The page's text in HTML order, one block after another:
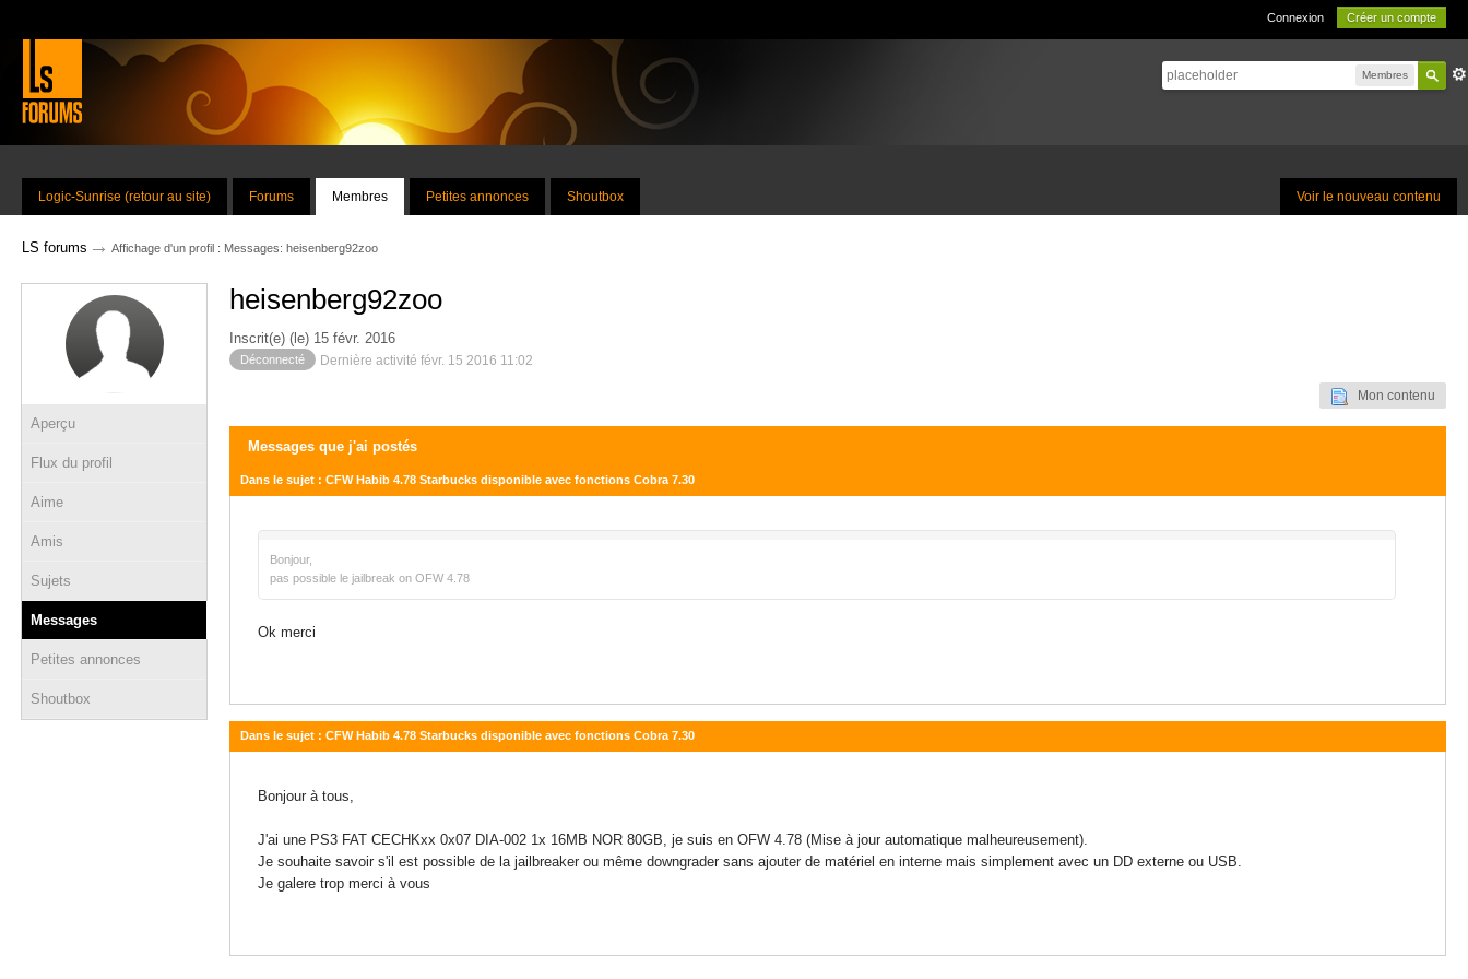
Connexion Créer un compte
Membres
Voir le nouveau contenu
Logic-Sunrise (retour au site) Forums Membres Petites annonces Shoutbox
LS forums → Affichage d'un profil : Messages: heisenberg92zoo
Aperçu
Flux du profil
Aime
Amis
Sujets
Messages
Petites annonces
Shoutbox
heisenberg92zoo
Inscrit(e) (le) 15 févr. 2016
Déconnecté Dernière activité févr. 15 2016 11:02
Mon contenu
Messages que j'ai postés
Dans le sujet : CFW Habib 4.78 Starbucks disponible avec fonctions Cobra 7.30
Bonjour,
pas possible le jailbreak on OFW 4.78
Ok merci
Dans le sujet : CFW Habib 4.78 Starbucks disponible avec fonctions Cobra 7.30
Bonjour à tous,
J'ai une PS3 FAT CECHKxx 0x07 DIA-002 1x 16MB NOR 80GB, je suis en OFW 4.78 (Mise à jour automatique malheureusement).
Je souhaite savoir s'il est possible de la jailbreaker ou même downgrader sans ajouter de matériel en interne mais simplement avec un DD externe ou USB.
Je galere trop merci à vous